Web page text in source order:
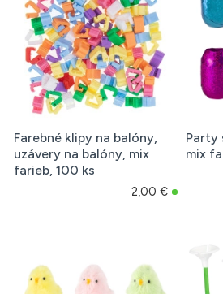
Farebné klipy na balóny,
uzávery na balóny, mix
farieb, 100 ks
2,00 €
Party
mix